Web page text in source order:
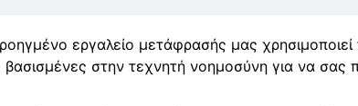
εργαλείο μετάφρασής μας χρησιμοποιεί
στην τεχνητή νοημοσύνη για να σας